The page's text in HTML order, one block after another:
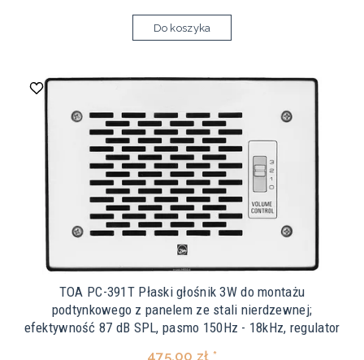
Do koszyka
TOA PC-391T Płaski głośnik 3W do montażu
podtynkowego z panelem ze stali nierdzewnej;
efektywność 87 dB SPL, pasmo 150Hz - 18kHz, regulator
475,00 zł *